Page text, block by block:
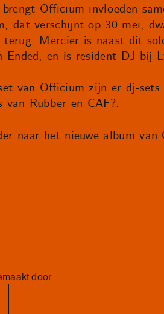
Officium invloeden
dat verschijnt op 30 mei,
Mercier is naast dit
Ended, en is resident DJ bij
van Officium zijn er dj-
van Rubber en CAF?.
naar het nieuwe album van
door